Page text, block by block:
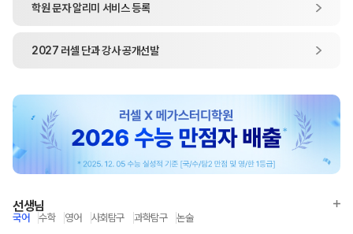
학원 문자 알리미 서비스 등록
2027 러셀 단과강사 공개선발
선생님
국어 수학 영어 사회탐구 과학탐구 논술